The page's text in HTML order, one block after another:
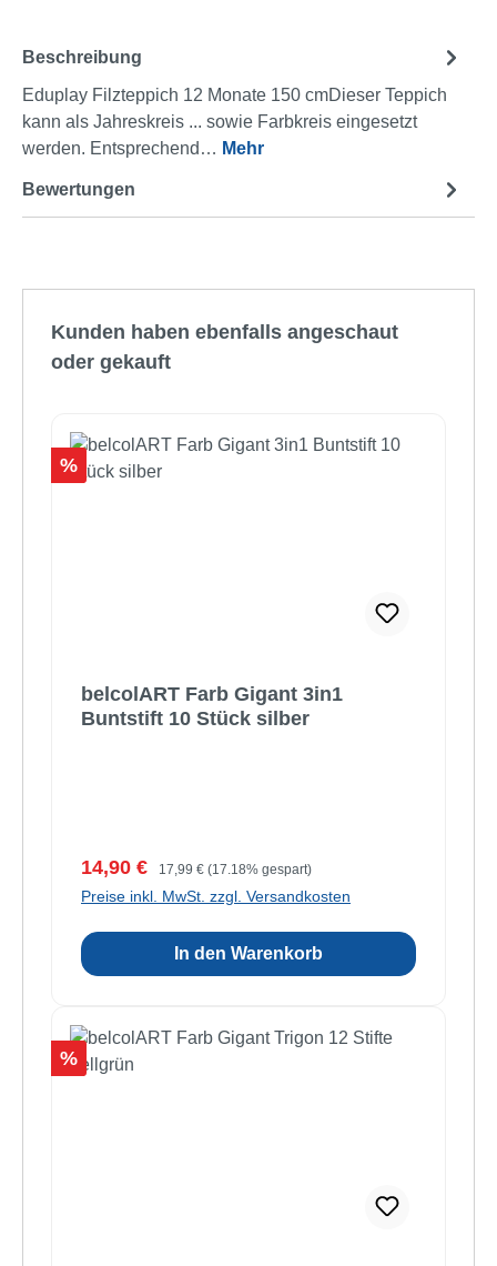
Beschreibung
Eduplay Filzteppich 12 Monate 150 cmDieser Teppich
kann als Jahreskreis ... sowie Farbkreis eingesetzt
werden. Entsprechend… Mehr
Bewertungen
Produktgalerie überspringen
Kunden haben ebenfalls angeschaut
oder gekauft
Rabatt
%
belcolART Farb Gigant 3in1
Buntstift 10 Stück silber
Verkaufspreis:
14,90 € Regulärer Preis:
17,99 € (17.18% gespart)
Preise inkl. MwSt. zzgl. Versandkosten
In den Warenkorb
Rabatt
%